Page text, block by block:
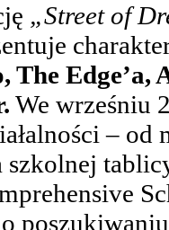
„Street of
The Edge’a,
We wrześniu
– od
szkolnej